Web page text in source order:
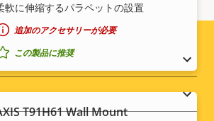
軟に伸縮するパラペットの設置
追加のアクセサリーが必要
この製品に推奨
T91H61 Wall Mount